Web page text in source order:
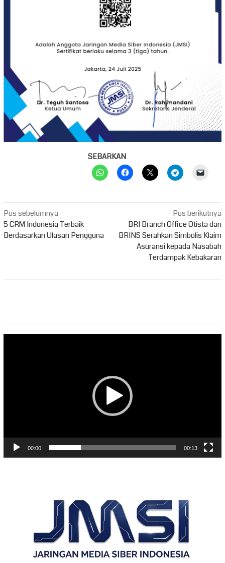
SEBARKAN
Navigasi
pos
Pos sebelumnya
5 CRM Indonesia Terbaik
Berdasarkan Ulasan Pengguna
Pos berikutnya
BRI Branch Office Otista dan
BRINS Serahkan Simbolis Klaim
Asuransi kepada Nasabah
Terdampak Kebakaran
00:00 00:13